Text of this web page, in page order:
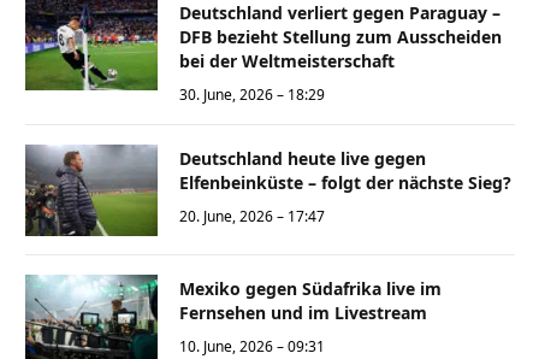
Deutschland verliert gegen Paraguay –
DFB bezieht Stellung zum Ausscheiden
bei der Weltmeisterschaft
30. June, 2026 – 18:29
Deutschland heute live gegen
Elfenbeinküste – folgt der nächste Sieg?
20. June, 2026 – 17:47
Mexiko gegen Südafrika live im
Fernsehen und im Livestream
10. June, 2026 – 09:31